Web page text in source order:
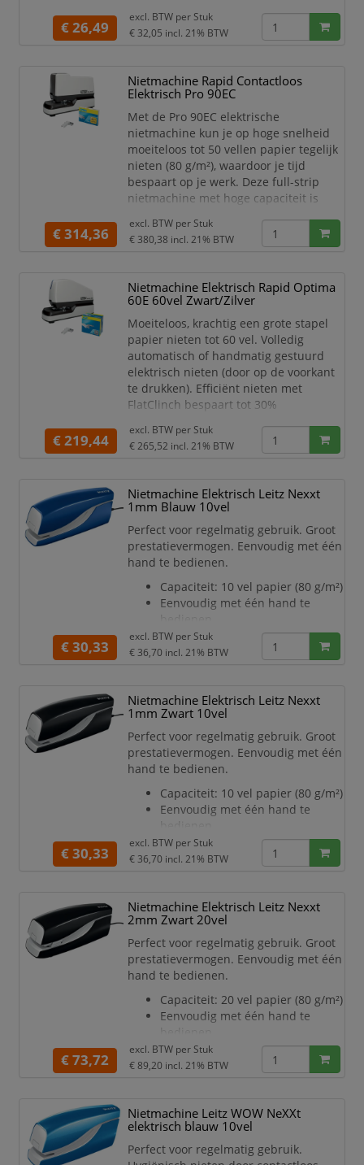
voor gemakkelijk mobiel gebruik. Leitz
elektrische nietjes E1 garanderen altijd
Niet tot 10 vel (80-grams papier)
Hygiënisch nieten door
contactloos gebruik. Het is niet
nodig
€ 26,49
excl. BTW per Stuk
€ 32,05 incl. 21% BTW
Nietmachine Rapid Contactloos
Elektrisch Pro 90EC
Met de Pro 90EC elektrische
nietmachine kun je op hoge snelheid
moeiteloos tot 50 vellen papier tegelijk
nieten (80 g/m²), waardoor je tijd
bespaart op je werk. Deze full-strip
nietmachine met hoge capaciteit is
intensief gebruik op kantoor of in de
industrie.
de Rapid 5050e elektrische
nietmachine, de nietkracht wordt
automatisch aangepast. De instelbare
inlegdiepte e
€ 314,36
excl. BTW per Stuk
€ 380,38 incl. 21% BTW
Nietmachine Elektrisch Rapid Optima
60E 60vel Zwart/Zilver
Moeiteloos, krachtig een grote stapel
papier nieten tot 60 vel. Volledig
automatisch of handmatig gestuurd
elektrisch nieten (door op de voorkant
te drukken). Efficiënt nieten met
FlatClinch bespaart tot 30%
precies te positioneren op het
document. Nieten zonder vastlopen bij
nietjes. De geïntegreerde LED indicator
geeft aan wanneer de nietjes bijna op
Niet tot 60 vel
€ 219,44
excl. BTW per Stuk
€ 265,52 incl. 21% BTW
Nietmachine Elektrisch Leitz Nexxt
1mm Blauw 10vel
Perfect voor regelmatig gebruik. Groot
prestatievermogen. Eenvoudig met één
hand te bedienen.
Capaciteit: 10 vel papier (80 g/m²)
Eenvoudig met één hand te
Betrouwbare prestatie door
gebruik van adapter
3 jaar garantie en veiligheid
getest volgens GS bij gebruik van
Leitz nietjes
Kleur Blauw
Afmetingen 44 x 64 x 153
€ 30,33
excl. BTW per Stuk
€ 36,70 incl. 21% BTW
Nietmachine Elektrisch Leitz Nexxt
1mm Zwart 10vel
Perfect voor regelmatig gebruik. Groot
prestatievermogen. Eenvoudig met één
hand te bedienen.
Capaciteit: 10 vel papier (80 g/m²)
Eenvoudig met één hand te
Betrouwbare prestatie door
gebruik van adapter
3 jaar garantie en veiligheid
getest volgens GS bij gebruik van
Leitz nietjes
Kleur Zwart
Afmetingen 44 x 64 x 153
€ 30,33
excl. BTW per Stuk
€ 36,70 incl. 21% BTW
Nietmachine Elektrisch Leitz Nexxt
2mm Zwart 20vel
Perfect voor regelmatig gebruik. Groot
prestatievermogen. Eenvoudig met één
hand te bedienen.
Capaciteit: 20 vel papier (80 g/m²)
Eenvoudig met één hand te
Betrouwbare prestatie door
gebruik van adapter
3 jaar garantie en veiligheid
getest volgens GS bij gebruik van
Leitz nietjes
€ 73,72
excl. BTW per Stuk
€ 89,20 incl. 21% BTW
Nietmachine Leitz WOW NeXXt
elektrisch blauw 10vel
Perfect voor regelmatig gebruik.